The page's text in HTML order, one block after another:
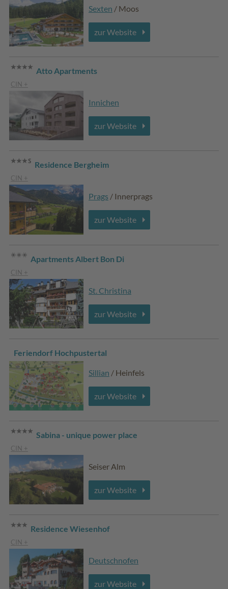
Sexten / Moos
zur Website
Atto Apartments
CIN +
Innichen
zur Website
Residence Bergheim
CIN +
Prags / Innerprags
zur Website
Apartments Albert Bon Di
CIN +
St. Christina
zur Website
Feriendorf Hochpustertal
Sillian / Heinfels
zur Website
Sabina - unique power place
CIN +
Seiser Alm
zur Website
Residence Wiesenhof
CIN +
Deutschnofen
zur Website